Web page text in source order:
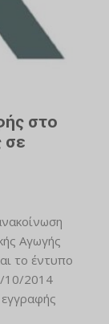
στο
σε
Αγωγής
το έντυπο
10/2014